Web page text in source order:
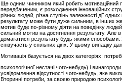
Ще одним чинником який робить мотиваційний
передбаченим, є розходження інноваційних
різних людей, різна ступінь залежності дії
результату може бути дуже сильним, в інших
мотив буде по-різному діяти на поведінку
сильний мотив на досягнення результату. Але
домагатися результату будь-якими способами.
співучасть у спільних діях. У цьому випадку
Мотивація базується на двох категоріях:
психологічної нестачі чого-небудь) і
усвідомлення відсутності чого-небудь, яке
Вторинні потреби, за своєю природою